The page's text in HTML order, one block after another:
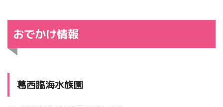
おでかけ情報
葛西臨海水族園